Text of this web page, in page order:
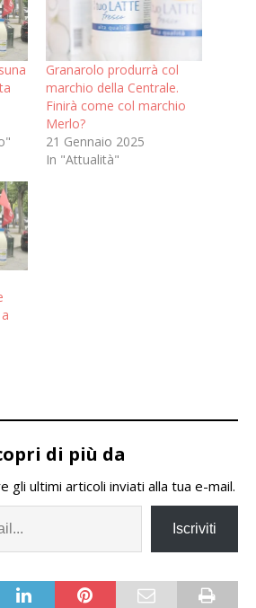
Granarolo produrrà col
marchio della Centrale.
Finirà come col marchio
Merlo?
21 Gennaio 2025
In "Attualità"
di più da
gli ultimi articoli inviati alla tua e-mail.
Iscriviti